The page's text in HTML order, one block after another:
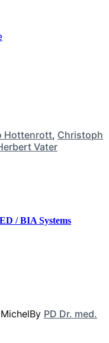
Hottenrott, Christoph
Vater
/ BIA Systems
By PD Dr. med.